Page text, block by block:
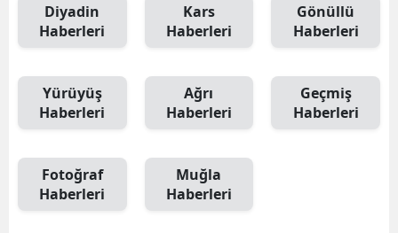
Diyadin
Haberleri
Kars
Haberleri
Gönüllü
Haberleri
Yürüyüş
Haberleri
Ağrı
Haberleri
Geçmiş
Haberleri
Fotoğraf
Haberleri
Muğla
Haberleri